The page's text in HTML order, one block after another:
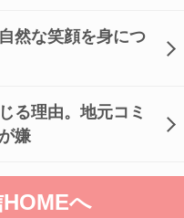
然な笑顔を身につ
る理由。地元コミ
嫌
へ